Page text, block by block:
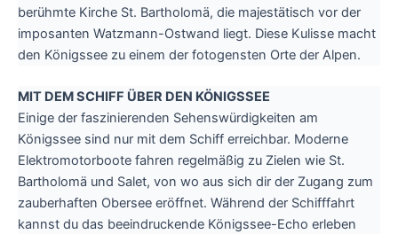
berühmte Kirche St. Bartholomä, die majestätisch vor der
imposanten Watzmann-Ostwand liegt. Diese Kulisse macht
den Königssee zu einem der fotogensten Orte der Alpen.
MIT DEM SCHIFF ÜBER DEN KÖNIGSSEE
Einige der faszinierenden Sehenswürdigkeiten am
Königssee sind nur mit dem Schiff erreichbar. Moderne
Elektromotorboote fahren regelmäßig zu Zielen wie St.
Bartholomä und Salet, von wo aus sich dir der Zugang zum
zauberhaften Obersee eröffnet. Während der Schifffahrt
kannst du das beeindruckende Königssee-Echo erleben